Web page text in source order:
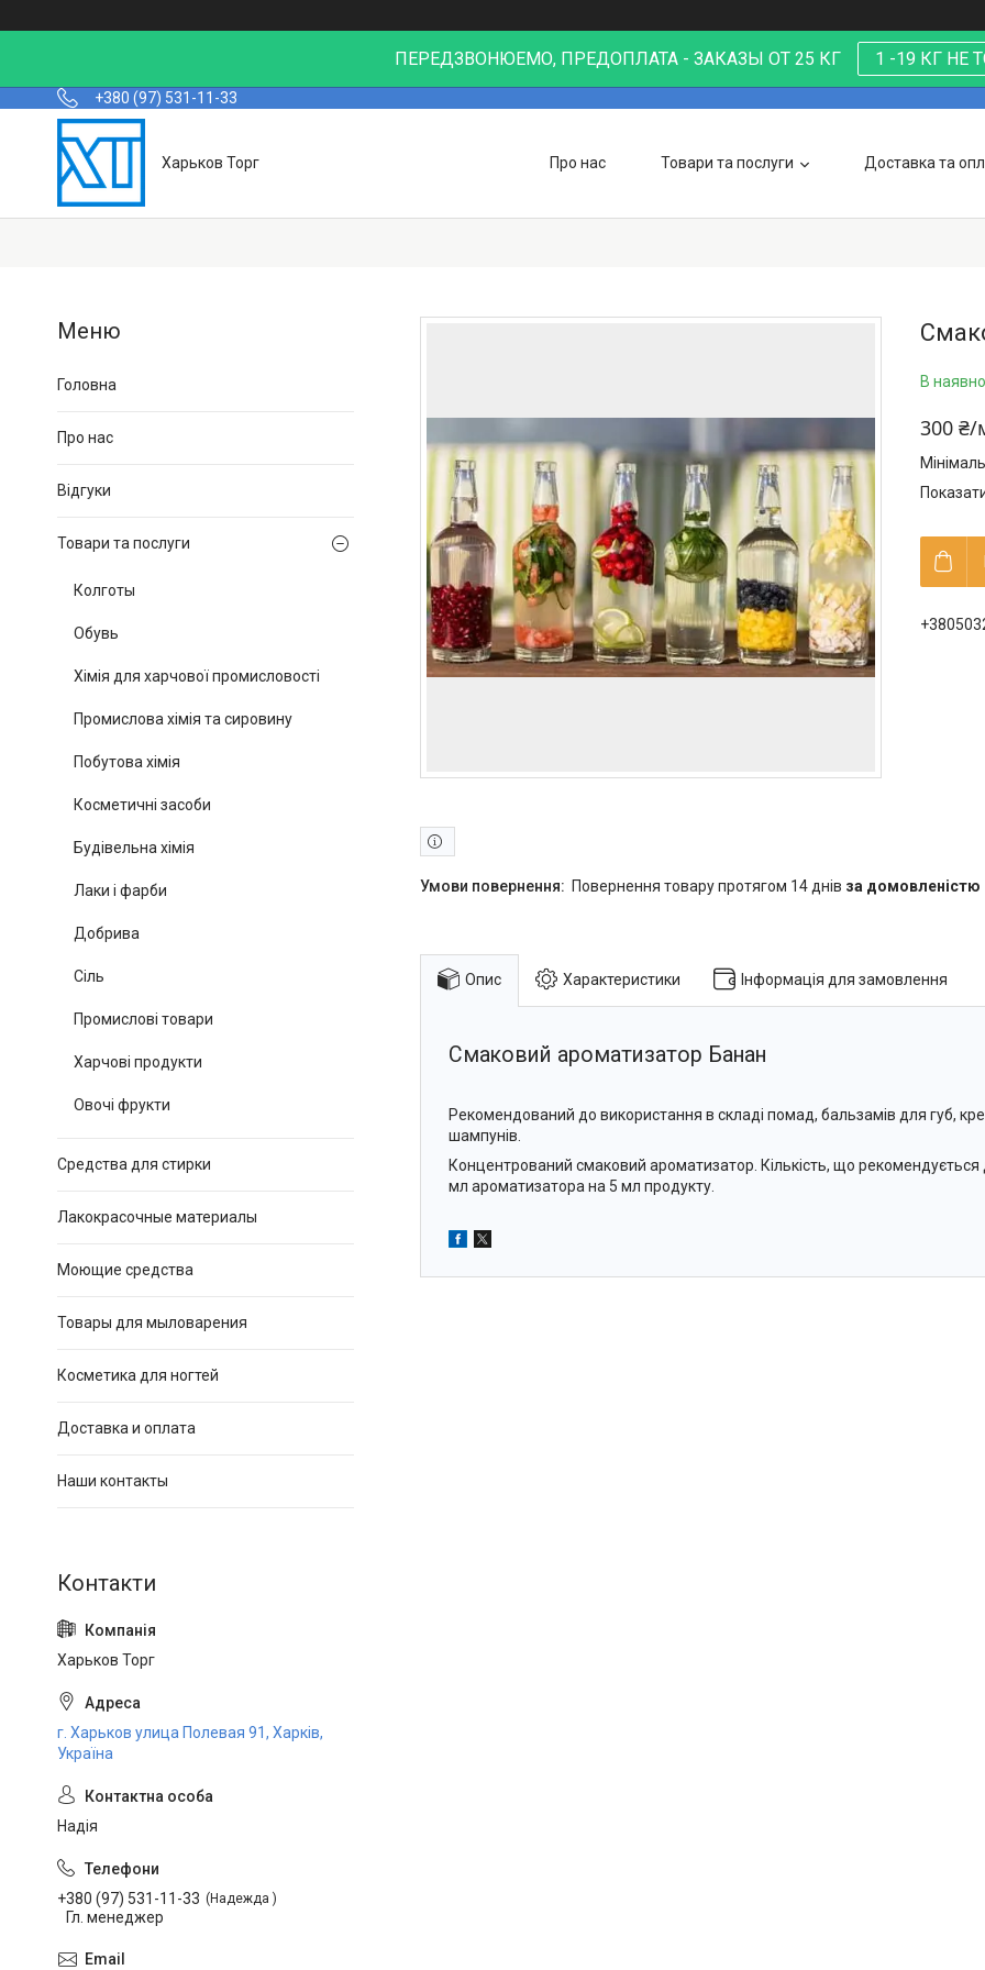
ПЕРЕДЗВОНЮЕМО, ПРЕДОПЛАТА - ЗАКАЗЫ ОТ 25 КГ 1 -19 КГ НЕ
+380 (97) 531-11-33
Харьков Торг Про нас Товари та послуги Доставка та
В
300 ₴/
повернення товару протягом 14 днів за домовленістю
Опис Характеристики Інформація для замовлення
Смаковий ароматизатор Банан
Рекомендований до використання в складі помад, бальзамів для губ,
шампунів.
Концентрований смаковий ароматизатор. Кількість, що
мл ароматизатора на 5 мл продукту.
Головна
Про нас
Відгуки
Товари та послуги
Колготы
Обувь
Хімія для харчової промисловості
Промислова хімія та сировину
Побутова хімія
Косметичні засоби
Будівельна хімія
Лаки і фарби
Добрива
Сіль
Промислові товари
Харчові продукти
Овочі фрукти
Средства для стирки
Лакокрасочные материалы
Моющие средства
Товары для мыловарения
Косметика для ногтей
Доставка и оплата
Наши контакты
Харьков Торг
г. Харьков улица Полевая 91, Харків,
Україна
Надія
+380 (97) 531-11-33 Надежда
Гл. менеджер